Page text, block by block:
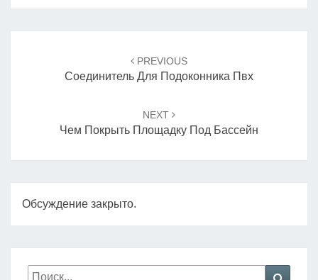
записям
PREVIOUS
Соединитель Для Подоконника Пвх
NEXT
Чем Покрыть Площадку Под Бассейн
Обсуждение закрыто.
Искать: